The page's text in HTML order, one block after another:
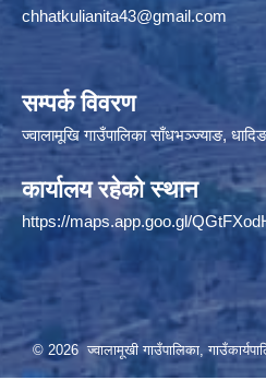
chhatkulianita43@gmail.com
सम्पर्क विवरण
ज्वालामूखि गाउँपालिका साँधभञ्ज्याङ,
कार्यालय रहेको स्थान
https://maps.app.goo.gl/
© 2026 ज्वालामूखी गाउँपालिका,